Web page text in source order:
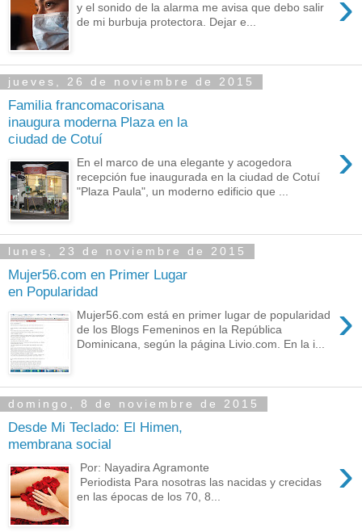
y el sonido de la alarma me avisa que debo salir
de mi burbuja protectora. Dejar e...
jueves, 26 de noviembre de 2015
Familia francomacorisana
inaugura moderna Plaza en la
ciudad de Cotuí
›
En el marco de una elegante y acogedora
recepción fue inaugurada en la ciudad de Cotuí
"Plaza Paula", un moderno edificio que ...
lunes, 23 de noviembre de 2015
Mujer56.com en Primer Lugar
en Popularidad
›
Mujer56.com está en primer lugar de popularidad
de los Blogs Femeninos en la República
Dominicana, según la página Livio.com. En la i...
domingo, 8 de noviembre de 2015
Desde Mi Teclado: El Himen,
membrana social
›
Por: Nayadira Agramonte
Periodista Para nosotras las nacidas y crecidas
en las épocas de los 70, 8...